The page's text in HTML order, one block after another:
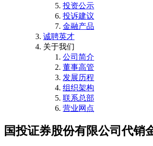
投资公示
投诉建议
金融产品
诚聘英才
关于我们
公司简介
董事高管
发展历程
组织架构
联系总部
营业网点
国投证券股份有限公司代销